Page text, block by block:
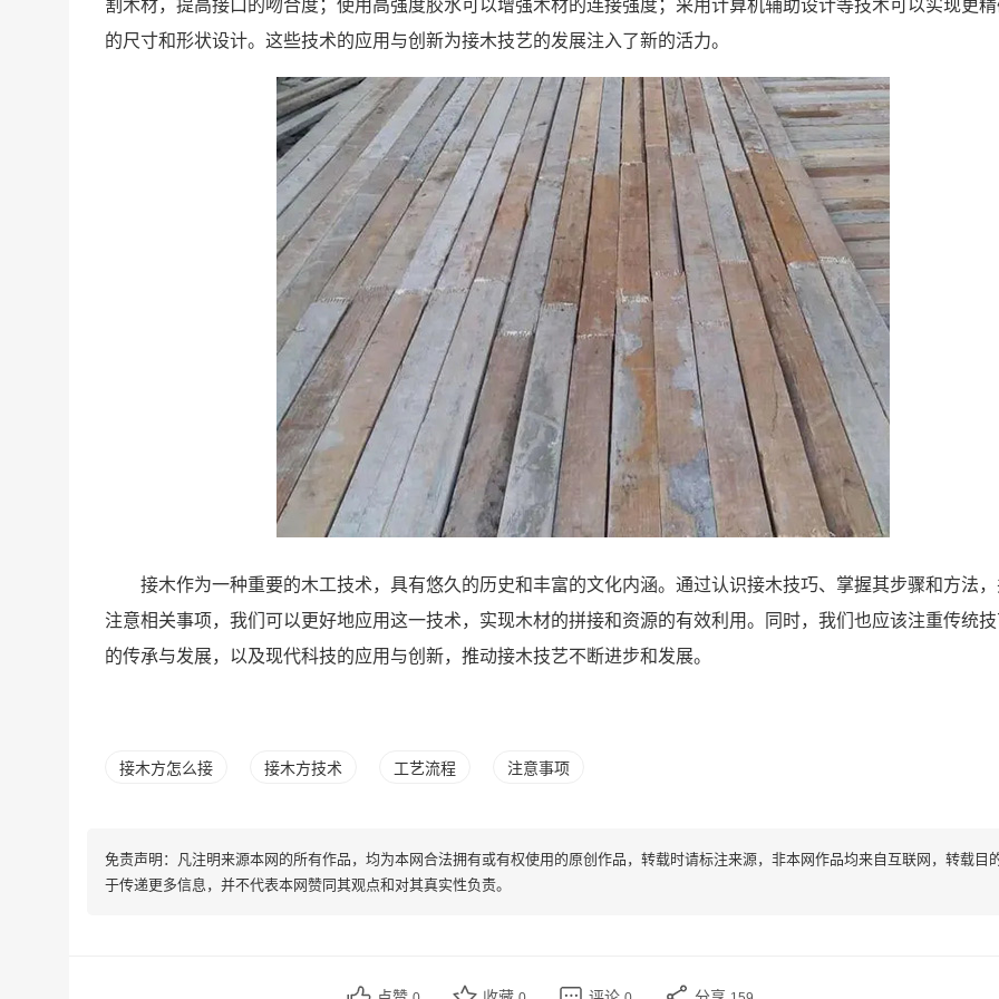
割木材，提高接口的吻合度；使用高强度胶水可以增强木材的连接强度；采用计算机辅助设计等技术可以实现更
的尺寸和形状设计。这些技术的应用与创新为接木技艺的发展注入了新的活力。
接木作为一种重要的木工技术，具有悠久的历史和丰富的文化内涵。通过认识接木技巧、掌握其步骤和方法
注意相关事项，我们可以更好地应用这一技术，实现木材的拼接和资源的有效利用。同时，我们也应该注重传统
的传承与发展，以及现代科技的应用与创新，推动接木技艺不断进步和发展。
接木方怎么接 接木方技术 工艺流程 注意事项
免责声明：凡注明来源本网的所有作品，均为本网合法拥有或有权使用的原创作品，转载时请标注来源，非本网作品均来自互联网，转载目
于传递更多信息，并不代表本网赞同其观点和对其真实性负责。